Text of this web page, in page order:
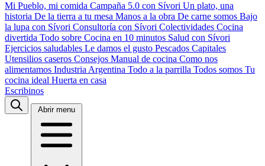
Mi Pueblo, mi comida Campaña 5.0 con Sívori Un plato, una
historia De la tierra a tu mesa Manos a la obra De carne somos Bajo
la lupa con Sívori Consultoría con Sívori Colectividades Cocina
divertida Todo sobre Cocina en 10 minutos Salud con Sívori
Ejercicios saludables Le damos el gusto Pescados Capitales
Utensilios caseros Consejos Manual de cocina Como nos
alimentamos Industria Argentina Todo a la parrilla Todos somos Tu
cocina ideal Huerta en casa
Escribinos
Abrir menu